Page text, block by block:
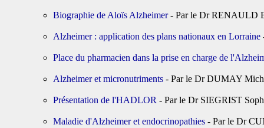
Biographie de Aloïs Alzheimer- Par le Dr RENAULD
Alzheimer : application des plans nationaux en Lorraine
Place du pharmacien dans la prise en charge de
Alzheimer et micronutriments - Par le Dr DUMAY
Présentation de l'HADLOR - Par le Dr SIEGRIST
Maladie d'Alzheimer et endocrinopathies - Par le Dr